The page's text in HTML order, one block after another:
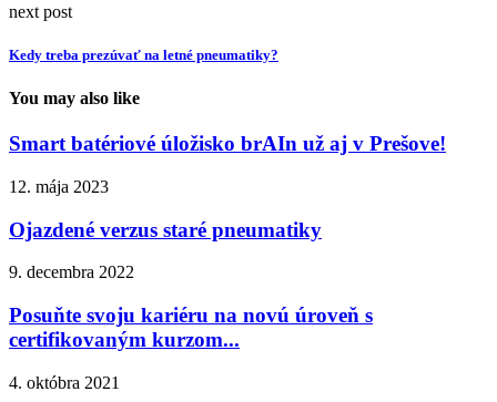
next post
Kedy treba prezúvať na letné pneumatiky?
You may also like
Smart batériové úložisko brAIn už aj v Prešove!
12. mája 2023
Ojazdené verzus staré pneumatiky
9. decembra 2022
Posuňte svoju kariéru na novú úroveň s
certifikovaným kurzom...
4. októbra 2021